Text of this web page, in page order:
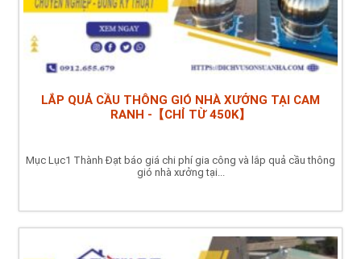
LẮP QUẢ CẦU THÔNG GIÓ NHÀ XƯỞNG TẠI CAM
RANH -【CHỈ TỪ 450K】
Mục Lục1 Thành Đạt báo giá chi phí gia công và lắp quả cầu thông
gió nhà xưởng tại...